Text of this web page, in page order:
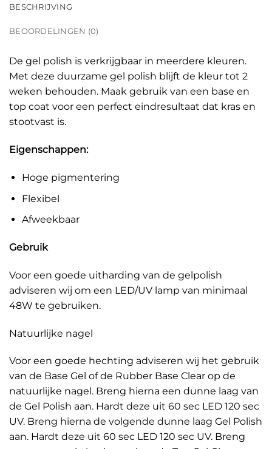
BESCHRIJVING
BEOORDELINGEN (0)
De gel polish is verkrijgbaar in meerdere kleuren.
Met deze duurzame gel polish blijft de kleur tot 2
weken behouden. Maak gebruik van een base en
top coat voor een perfect eindresultaat dat kras en
stootvast is.
Eigenschappen:
Hoge pigmentering
Flexibel
Afweekbaar
Gebruik
Voor een goede uitharding van de gelpolish
adviseren wij om een LED/UV lamp van minimaal
48W te gebruiken.
Natuurlijke nagel
Voor een goede hechting adviseren wij het gebruik
van de Base Gel of de Rubber Base Clear op de
natuurlijke nagel. Breng hierna een dunne laag van
de Gel Polish aan. Hardt deze uit 60 sec LED 120 sec
UV. Breng hierna de volgende dunne laag Gel Polish
aan. Hardt deze uit 60 sec LED 120 sec UV. Breng